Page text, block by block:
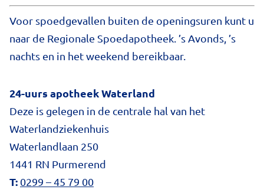
Voor spoedgevallen buiten de openingsuren kunt u
naar de Regionale Spoedapotheek. ’s Avonds, ’s
nachts en in het weekend bereikbaar.
24-uurs apotheek Waterland
Deze is gelegen in de centrale hal van het
Waterlandziekenhuis
Waterlandlaan 250
1441 RN Purmerend
T: 0299 – 45 79 00